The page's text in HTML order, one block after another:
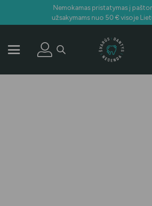
Nemokamas pristatymas į
užsakymams nuo 50 € visoje